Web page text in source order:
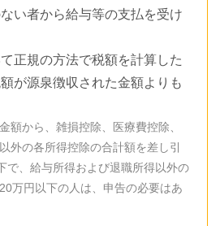
い者から給与等の支払を受け
正規の方法で税額を計算した
が源泉徴収された金額よりも
額から、雑損控除、医療費控除、
外の各所得控除の合計額を差し引
で、給与所得および退職所得以外の
万円以下の人は、申告の必要はあ